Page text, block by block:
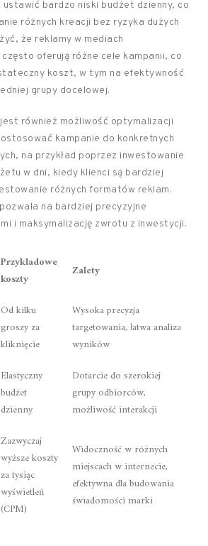
bardzo niski budżet dzienny, co
różnych kreacji bez ryzyka dużych
że reklamy w mediach
często oferują różne cele kampanii, co
koszt, w tym na efektywność
grupy docelowej.
również możliwość optymalizacji
kampanie do konkretnych
na przykład poprzez inwestowanie
w dni, kiedy klienci są bardziej
różnych formatów reklam.
na bardziej precyzyjne
i maksymalizację zwrotu z inwestycji.
Przykładowe
koszty
Zalety
Od kilku
groszy za
kliknięcie
Wysoka precyzja
targetowania, łatwa analiza
wyników
Elastyczny
budżet
dzienny
Dotarcie do szerokiej
grupy odbiorców,
możliwość interakcji
Zazwyczaj
wyższe koszty
za tysiąc
wyświetleń
(CPM)
Widoczność w różnych
miejscach w internecie,
efektywna dla budowania
świadomości marki